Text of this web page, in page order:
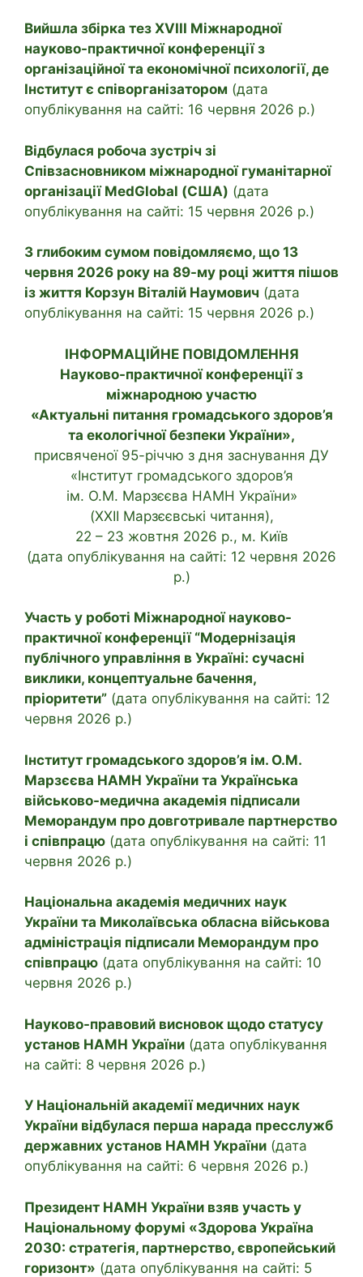
Вийшла збірка тез ХVІІІ Міжнародної
науково-практичної конференції з
організаційної та економічної психології, де
Інститут є співорганізатором (дата
опублікування на сайті: 16 червня 2026 р.)
Відбулася робоча зустріч зі
Співзасновником міжнародної гуманітарної
організації MedGlobal (США) (дата
опублікування на сайті: 15 червня 2026 р.)
З глибоким сумом повідомляємо, що 13
червня 2026 року на 89-му році життя пішов
із життя Корзун Віталій Наумович (дата
опублікування на сайті: 15 червня 2026 р.)
ІНФОРМАЦІЙНЕ ПОВІДОМЛЕННЯ
Науково-практичної конференції з
міжнародною участю
«Актуальні питання громадського здоров’я
та екологічної безпеки України»,
присвяченої 95-річчю з дня заснування ДУ
«Інститут громадського здоров’я
ім. О.М. Марзєєва НАМН України»
(XXII Марзєєвські читання),
22 – 23 жовтня 2026 р., м. Київ
(дата опублікування на сайті: 12 червня 2026
р.)
Участь у роботі Міжнародної науково-
практичної конференції “Модернізація
публічного управління в Україні: сучасні
виклики, концептуальне бачення,
пріоритети” (дата опублікування на сайті: 12
червня 2026 р.)
Інститут громадського здоров’я ім. О.М.
Марзєєва НАМН України та Українська
військово-медична академія підписали
Меморандум про довготривале партнерство
і співпрацю (дата опублікування на сайті: 11
червня 2026 р.)
Національна академія медичних наук
України та Миколаївська обласна військова
адміністрація підписали Меморандум про
співпрацю (дата опублікування на сайті: 10
червня 2026 р.)
Науково-правовий висновок щодо статусу
установ НАМН України (дата опублікування
на сайті: 8 червня 2026 р.)
У Національній академії медичних наук
України відбулася перша нарада пресслужб
державних установ НАМН України (дата
опублікування на сайті: 6 червня 2026 р.)
Президент НАМН України взяв участь у
Національному форумі «Здорова Україна
2030: стратегія, партнерство, європейський
горизонт» (дата опублікування на сайті: 5